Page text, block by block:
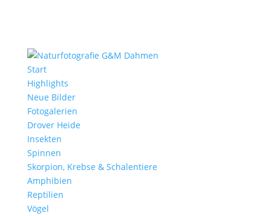
Start
Highlights
Neue Bilder
Fotogalerien
Drover Heide
Insekten
Spinnen
Skorpion, Krebse & Schalentiere
Amphibien
Reptilien
Vögel